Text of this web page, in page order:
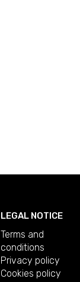
LEGAL NOTICE
Terms and
conditions
Privacy policy
Cookies policy